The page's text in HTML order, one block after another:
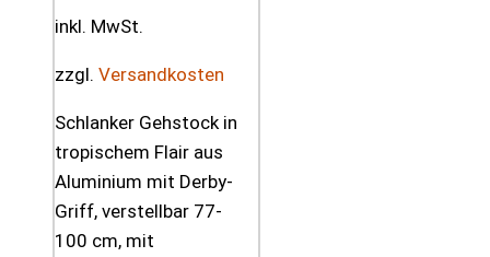
inkl. MwSt.
zzgl. Versandkosten
Schlanker Gehstock in
tropischem Flair aus
Aluminium mit Derby-
Griff, verstellbar 77-
100 cm, mit